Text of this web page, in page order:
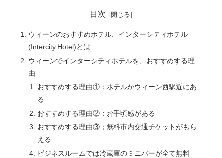
目次
ウィーンのおすすめホテル、インターシティホテル
(Intercity Hotel)とは
ウィーンでインターシティホテルを、おすすめする理
由
おすすめする理由①：ホテルがウィーン西駅近にあ
る
おすすめする理由②：お手頃感がある
おすすめする理由③；無料市内交通チケットがもら
える
ビジネスルームでは冷蔵庫のミニバーが全て無料